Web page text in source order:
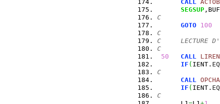
CALL
SEGSUP
C
GOTO 100
C
C     LECTURE
C
50
CALL
IF ( IENT. EQ
C
CALL
IF ( IENT. EQ
C